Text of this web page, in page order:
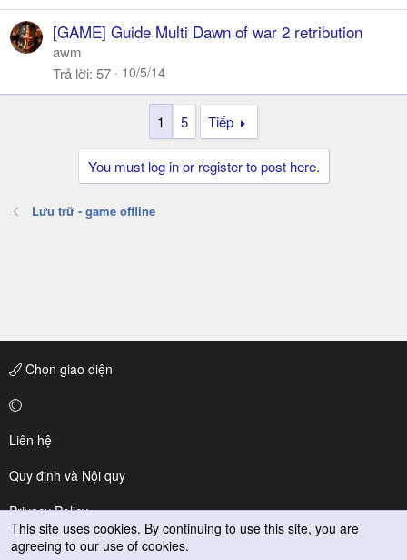
[GAME] Guide Multi Dawn of war 2 retribution
awm
Trả lời 57 10/5/14
1 5 Tiếp
You must log in or register to post here.
Lưu trữ - game offline
Chọn giao diện
Liên hệ
Quy định và Nội quy
Privacy Policy
Trợ giúp
This site uses cookies. By continuing to use this site, you are
agreeing to our use of cookies.